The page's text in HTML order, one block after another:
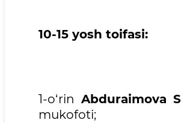
10-15 yosh toifasi:
1-o‘rin Abduraimova
mukofoti;